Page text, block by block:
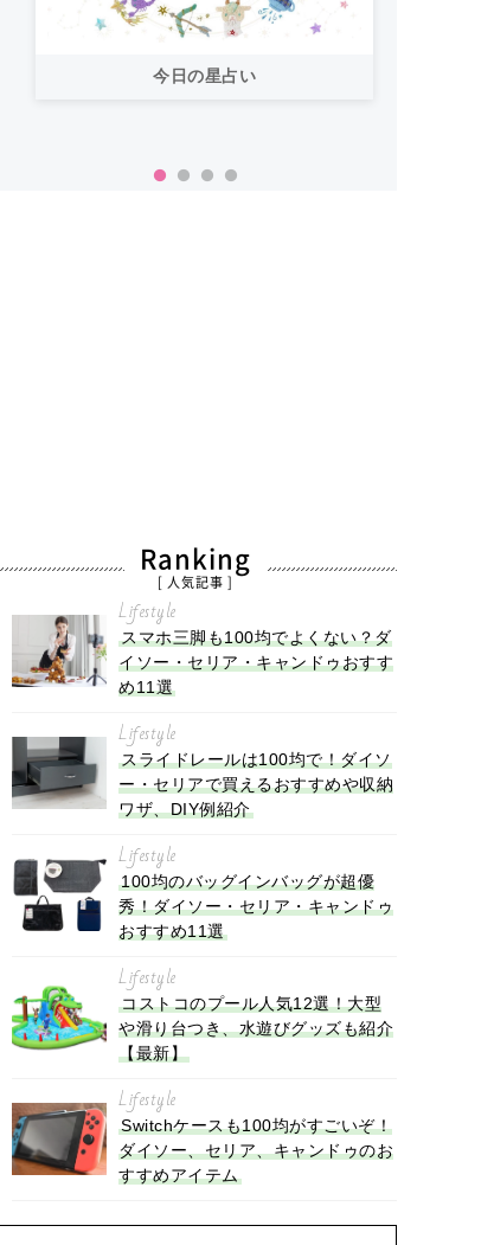
今日の星占い
Ranking
[ 人気記事 ]
Lifestyle
スマホ三脚も100均でよくない？ダ
イソー・セリア・キャンドゥおすす
め11選
Lifestyle
スライドレールは100均で！ダイソ
ー・セリアで買えるおすすめや収納
ワザ、DIY例紹介
Lifestyle
100均のバッグインバッグが超優
秀！ダイソー・セリア・キャンドゥ
おすすめ11選
Lifestyle
コストコのプール人気12選！大型
や滑り台つき、水遊びグッズも紹介
【最新】
Lifestyle
Switchケースも100均がすごいぞ！
ダイソー、セリア、キャンドゥのお
すすめアイテム